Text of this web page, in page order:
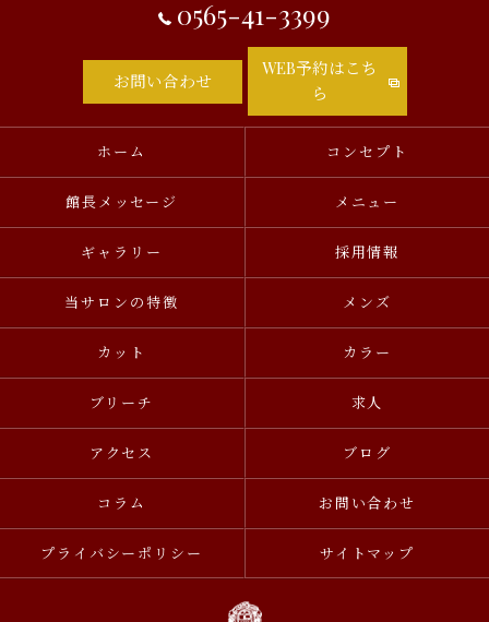
0565-41-3399
お問い合わせ
WEB予約はこち
ら
ホーム コンセプト
館長メッセージ メニュー
ギャラリー 採用情報
当サロンの特徴 メンズ
カット カラー
ブリーチ 求人
アクセス ブログ
コラム お問い合わせ
プライバシーポリシー サイトマップ